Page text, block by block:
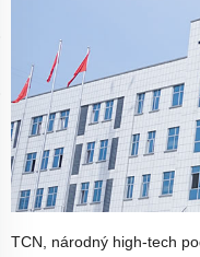
TCN, národný high-tech